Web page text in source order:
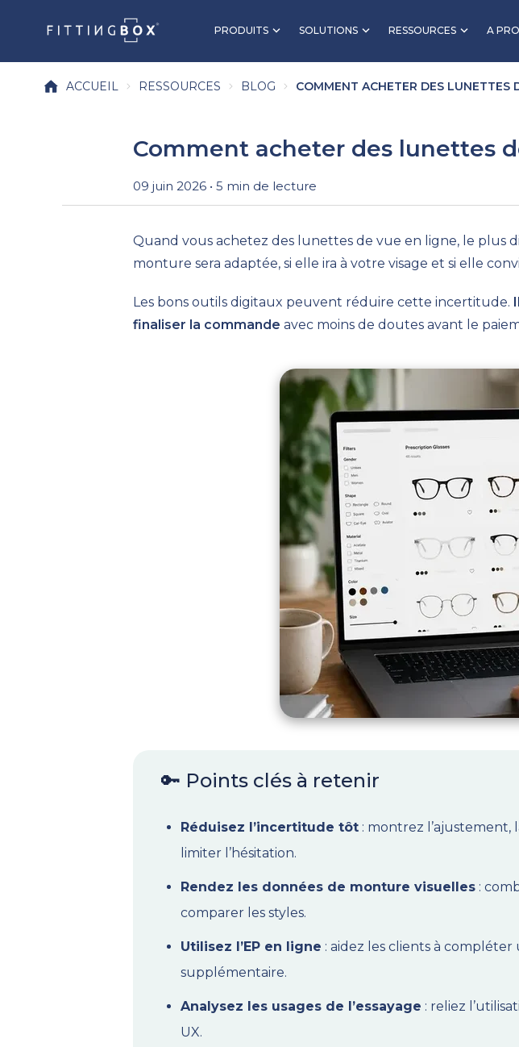
PRODUITS SOLUTIONS RESSOURCES A
ACCUEIL RESSOURCES BLOG COMMENT ACHETER DES LUNETTES
Comment acheter des lunettes
09 juin 2026 • 5 min de lecture
Quand vous achetez des lunettes de vue en ligne, le plus
monture sera adaptée, si elle ira à votre visage et si elle
Les bons outils digitaux peuvent réduire cette incertitude.
finaliser la commande avec moins de doutes avant le
🔑 Points clés à retenir
Réduisez l’incertitude tôt: montrez l’ajustement,
limiter l’hésitation.
Rendez les données de monture visuelles:
comparer les styles.
Utilisez l’EP en ligne : aidez les clients à
supplémentaire.
Analysez les usages de l’essayage : reliez
UX.